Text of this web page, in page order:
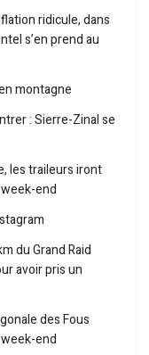
ridicule, dans
s’en prend au
montagne
: Sierre-Zinal se
les traileurs iront
end
du Grand Raid
avoir pris un
des Fous
end